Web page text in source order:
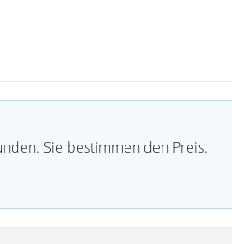
Sie bestimmen den Preis.